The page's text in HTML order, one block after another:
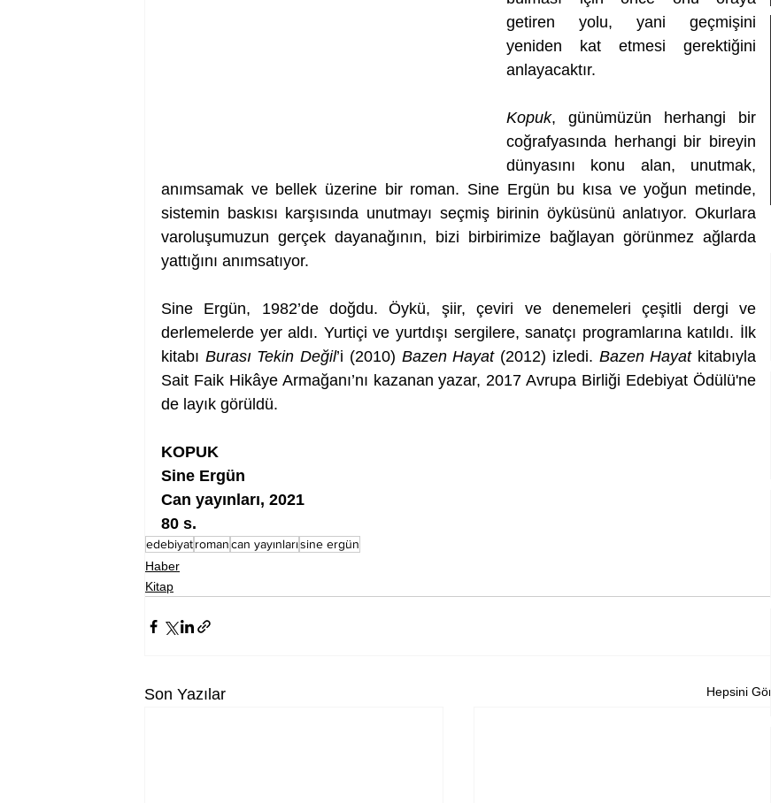
getiren yolu, yani geçmişini
yeniden kat etmesi gerektiğini
anlayacaktır.
Kopuk, günümüzün herhangi bir
coğrafyasında herhangi bir bireyin
dünyasını konu alan, unutmak,
anımsamak ve bellek üzerine bir roman. Sine Ergün bu kısa ve yoğun metinde,
sistemin baskısı karşısında unutmayı seçmiş birinin öyküsünü anlatıyor. Okurlara
varoluşumuzun gerçek dayanağının, bizi birbirimize bağlayan görünmez ağlarda
yattığını anımsatıyor.
Sine Ergün, 1982’de doğdu. Öykü, şiir, çeviri ve denemeleri çeşitli dergi ve
derlemelerde yer aldı. Yurtiçi ve yurtdışı sergilere, sanatçı programlarına katıldı. İlk
kitabı Burası Tekin Değil’i (2010) Bazen Hayat (2012) izledi. Bazen Hayat kitabıyla
Sait Faik Hikâye Armağanı’nı kazanan yazar, 2017 Avrupa Birliği Edebiyat Ödülü'ne
de layık görüldü.
KOPUK
Sine Ergün
Can yayınları, 2021
80 s.
edebiyatromancan yayınlarısine ergün
Haber
Kitap
Son Yazılar Hepsini Gör